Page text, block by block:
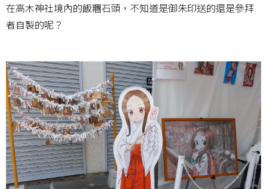
在高木神社境內的飯糰石頭，不知道是御朱印送的還是參拜
者自製的呢？